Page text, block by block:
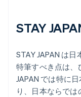
STAY
STAY JAPAN は日
特筆すべき点は、
JAPAN では特に
り、日本ならで